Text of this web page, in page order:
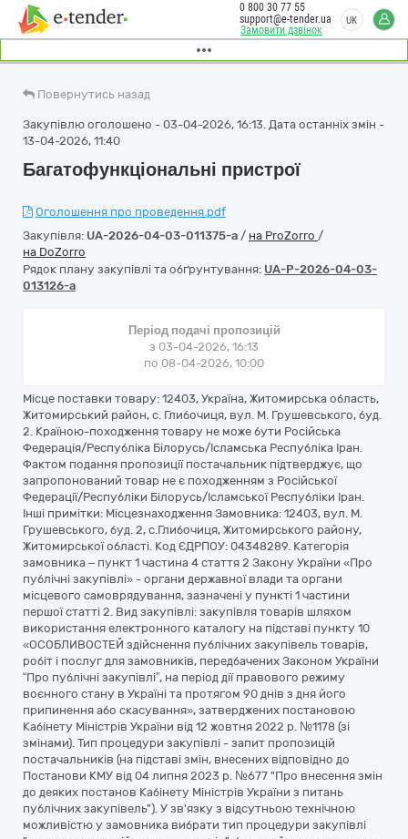
Замовити дзвінок
0 800 30 77 55
support@e-tender.ua
UK
Повернутись назад
Закупівлю оголошено - 03-04-2026, 16:13. Дата останніх змін -
13-04-2026, 11:40
Багатофункціональні пристрої
Оголошення про проведення.pdf
Закупівля: UA-2026-04-03-011375-a / на ProZorro /
на DoZorro
Рядок плану закупівлі та обґрунтування: UA-P-2026-04-03-
013126-a
Період подачі пропозицій
з 03-04-2026, 16:13
по 08-04-2026, 10:00
Місце поставки товару: 12403, Україна, Житомирська область,
Житомирський район, c. Глибочиця, вул. М. Грушевського, буд.
2. Країною-походження товару не може бути Російська
Федерація/Республіка Білорусь/Ісламська Республіка Іран.
Фактом подання пропозиції постачальник підтверджує, що
запропонований товар не є походженням з Російської
Федерації/Республіки Білорусь/Ісламської Республіки Іран.
Інші примітки: Місцезнаходження Замовника: 12403, вул. М.
Грушевського, буд. 2, с.Глибочиця, Житомирського району,
Житомирської області. Код ЄДРПОУ: 04348289. Категорія
замовника – пункт 1 частина 4 стаття 2 Закону України «Про
публічні закупівлі» - органи державної влади та органи
місцевого самоврядування, зазначені у пункті 1 частини
першої статті 2. Вид закупівлі: закупівля товарів шляхом
використання електронного каталогу на підставі пункту 10
«ОСОБЛИВОСТЕЙ здійснення публічних закупівель товарів,
робіт і послуг для замовників, передбачених Законом України
“Про публічні закупівлі”, на період дії правового режиму
воєнного стану в Україні та протягом 90 днів з дня його
припинення або скасування», затверджених постановою
Кабінету Міністрів України від 12 жовтня 2022 р. №1178 (зі
змінами). Тип процедури закупівлі - запит пропозицій
постачальників (на підставі змін, внесених відповідно до
Постанови КМУ від 04 липня 2023 р. №677 "Про внесення змін
до деяких постанов Кабінету Міністрів України з питань
публічних закупівель"). У зв'язку з відсутньою технічною
можливістю у замовника вибрати тип процедури закупівлі